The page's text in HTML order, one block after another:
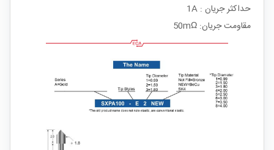
حداکثر جریان : 1A
مقاومت جریان: 50mΩ